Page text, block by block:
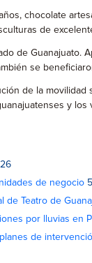
chocolate
de
de Guanajuato.
se
de la
y los
de negocio
de Teatro de
por lluvias en
de